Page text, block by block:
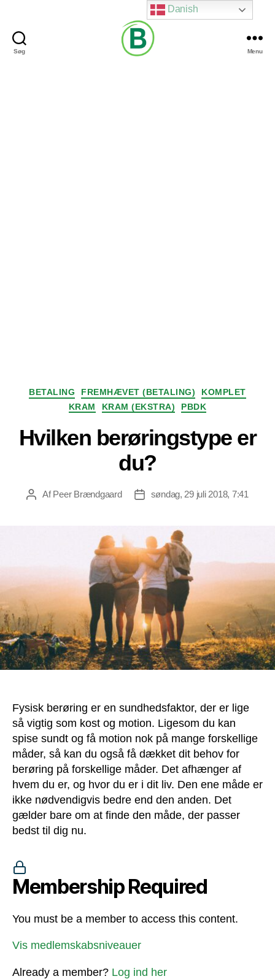
Søg Menu
Kategorier
BETALING FREMHÆVET (BETALING)
KOMPLET
KRAM
KRAM (EKSTRA) PBDK
Hvilken berøringstype er
du?
Indlægsforfatter
AfPeer Brændgaard Indlægsdato
søndag, 29 juli 2018, 7:41
Fysisk berøring er en sundhedsfaktor, der er lige
så vigtig som kost og motion. Ligesom du kan
spise sundt og få motion nok på mange forskellige
måder, så kan du også få dækket dit behov for
berøring på forskellige måder. Det afhænger af
hvem du er, og hvor du er i dit liv. Den ene måde er
ikke nødvendigvis bedre end den anden. Det
gælder bare om at finde den måde, der passer
bedst til dig nu.
Membership Required
You must be a member to access this content.
Vis medlemskabsniveauer
Already a member? Log ind her
Danish